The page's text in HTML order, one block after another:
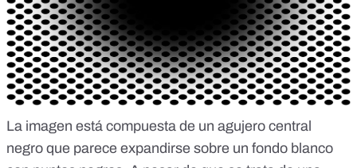
La imagen está compuesta de un agujero central
negro que parece expandirse sobre un fondo blanco